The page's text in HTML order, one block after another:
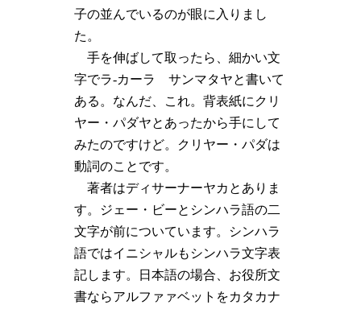
子の並んでいるのが眼に入りまし
た。
手を伸ばして取ったら、細かい文
字でラ‐カーラ サンマタヤと書いて
ある。なんだ、これ。背表紙にクリ
ヤー・パダヤとあったから手にして
みたのですけど。クリヤー・パダは
動詞のことです。
著者はディサーナーヤカとありま
す。ジェー・ビーとシンハラ語の二
文字が前についています。シンハラ
語ではイニシャルもシンハラ文字表
記します。日本語の場合、お役所文
書ならアルファァベットをカタカナ